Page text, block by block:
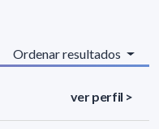
Ordenar resultados
ver perfil >